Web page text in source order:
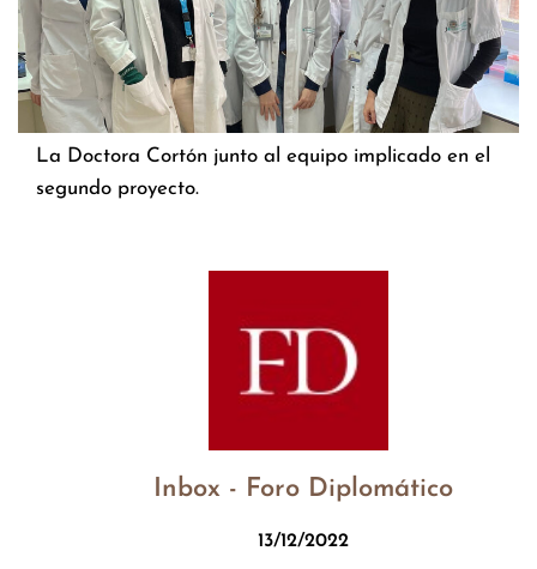
La Doctora Cortón junto al equipo implicado en el
segundo proyecto.
Inbox - Foro Diplomático
13/12/2022